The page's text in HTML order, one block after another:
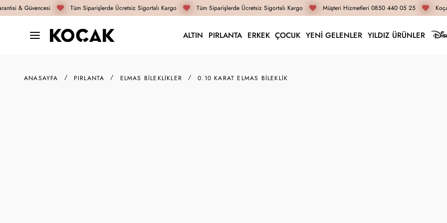
& Güvencesi Tüm Siparişlerde Ücretsiz Sigortalı Kargo Tüm Siparişlerde Ücretsiz Sigortalı Kargo Müşteri Hizmetleri 0850 440 05 25
ALTIN PIRLANTA ERKEK ÇOCUK YENİ GELENLER YILDIZ ÜRÜNLER
ANASAYFA PIRLANTA ELMAS BILEKLIKLER 0.10 KARAT ELMAS BILEKLIK